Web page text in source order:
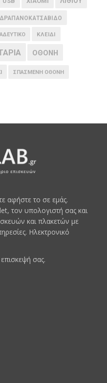
ΔΡΑΠΑΝΟΚΑΤΣΑΒΙΔΟ
ΚΛΕΙΔΙ
ΟΘΟΝΗ
ΣΠΑΣΜΕΝΗ ΟΘΟΝΗ
αφήστε το σε εμάς.
τον υπολογιστή σας και
και πλακετών με
Ηλεκτρονικό
σας.